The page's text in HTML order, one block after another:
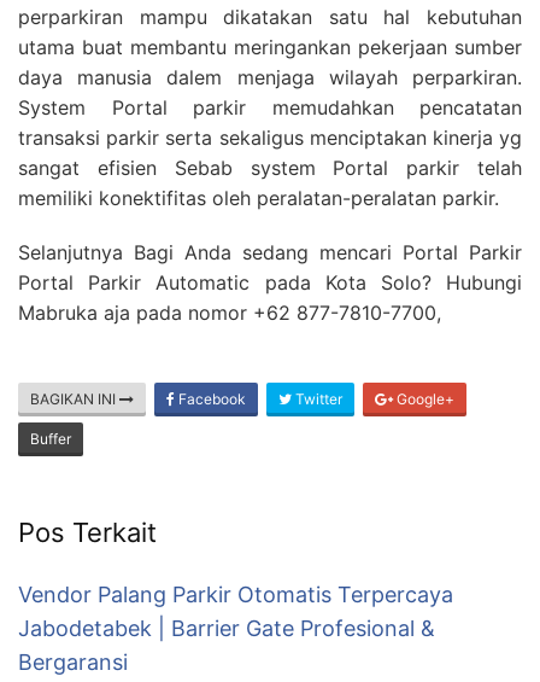
perparkiran mampu dikatakan satu hal kebutuhan
utama buat membantu meringankan pekerjaan sumber
daya manusia dalem menjaga wilayah perparkiran.
System Portal parkir memudahkan pencatatan
transaksi parkir serta sekaligus menciptakan kinerja yg
sangat efisien Sebab system Portal parkir telah
memiliki konektifitas oleh peralatan-peralatan parkir.
Selanjutnya Bagi Anda sedang mencari Portal Parkir
Portal Parkir Automatic pada Kota Solo? Hubungi
Mabruka aja pada nomor +62 877-7810-7700,
BAGIKAN INI Facebook Twitter Google+
Buffer
Pos Terkait
Vendor Palang Parkir Otomatis Terpercaya
Jabodetabek | Barrier Gate Profesional &
Bergaransi